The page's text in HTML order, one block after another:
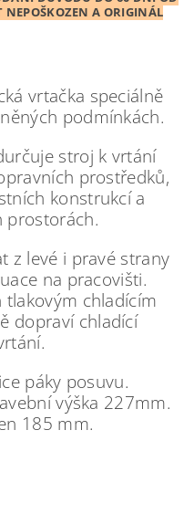
NEPOŠKOZEN A ORIGINÁL
vrtačka speciálně
podmínkách.
stroj k vrtání
prostředků,
konstrukcí a
prostorách.
z levé i pravé strany
na pracovišti.
tlakovým chladícím
dopraví chladící
páky posuvu.
výška 227mm.
185 mm.